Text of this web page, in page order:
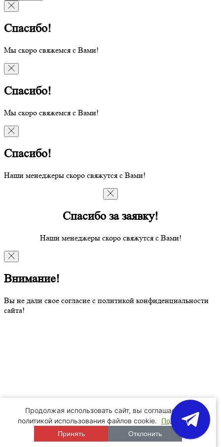
Спасибо!
Мы скоро свяжемся с Вами!
Спасибо!
Мы скоро свяжемся с Вами!
Спасибо!
Наши менеджеры скоро свяжутся с Вами!
Спасибо за заявку!
Наши менеджеры скоро свяжутся с Вами!
Внимание!
Вы не дали свое согласие с политикой конфиденциальности
сайта!
Продолжая использовать сайт, вы соглашаетесь
политикой использования файлов cookie.
Подробнее
Принять Отклонить